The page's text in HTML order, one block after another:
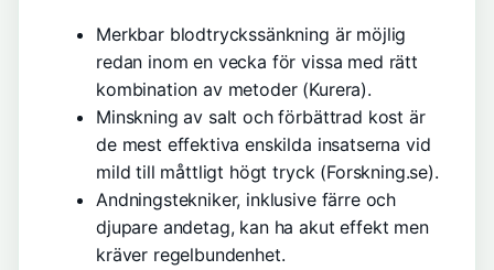
Merkbar blodtryckssänkning är möjlig
redan inom en vecka för vissa med rätt
kombination av metoder (Kurera).
Minskning av salt och förbättrad kost är
de mest effektiva enskilda insatserna vid
mild till måttligt högt tryck (Forskning.se).
Andningstekniker, inklusive färre och
djupare andetag, kan ha akut effekt men
kräver regelbundenhet.